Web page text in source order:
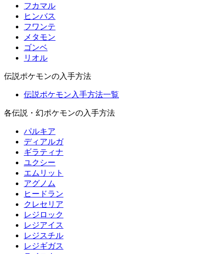
フカマル
ヒンバス
フワンテ
メタモン
ゴンベ
リオル
伝説ポケモンの入手方法
伝説ポケモン入手方法一覧
各伝説・幻ポケモンの入手方法
パルキア
ディアルガ
ギラティナ
ユクシー
エムリット
アグノム
ヒードラン
クレセリア
レジロック
レジアイス
レジスチル
レジギガス